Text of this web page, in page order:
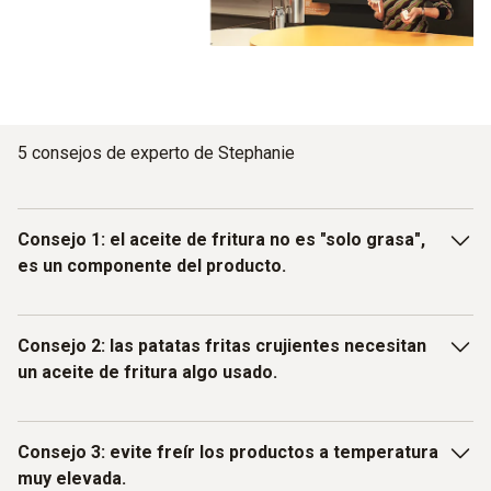
5 consejos de experto de Stephanie
Consejo 1: el aceite de fritura no es "solo grasa",
es un componente del producto.
y define significativamente su sabor, textura, caducidad y
valor nutricional. Una zona TPM media es ideal, ya que
Consejo 2: las patatas fritas crujientes necesitan
un aceite de fritura algo usado.
queden blandas, pálidas y sin corteza. Por el contrario, el
aceite excesivamente usado hace que las patatas fritas se
Consejo 3: evite freír los productos a temperatura
muy elevada.